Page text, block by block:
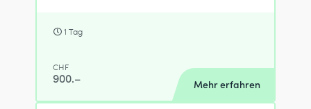
1 Tag
CHF
900.– Mehr erfahren